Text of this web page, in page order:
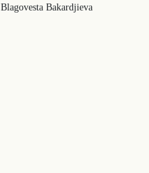
Blagovesta Bakardjieva